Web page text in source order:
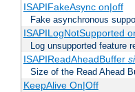
ISAPIFakeAsync on|off
Fake asynchronous
ISAPILogNotSupported
Log unsupported feature
ISAPIReadAheadBuffer
Size of the Read Ahead
KeepAlive On|Off